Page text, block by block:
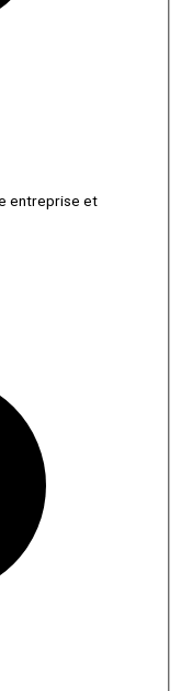
entreprise et